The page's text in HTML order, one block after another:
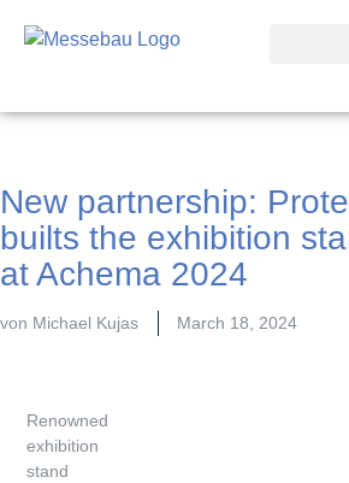
New partnership:
builts the exhibition
at Achema 2024
von Michael Kujas March 18, 2024
Renowned
exhibition
stand